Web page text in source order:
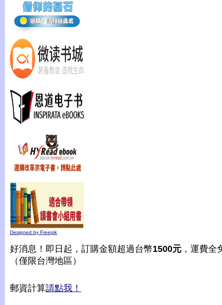
Designed by Freepik
好消息！即日起，訂購金額超過台幣1500元 ，運費全
（僅限台灣地區）
郵資計算請點我！